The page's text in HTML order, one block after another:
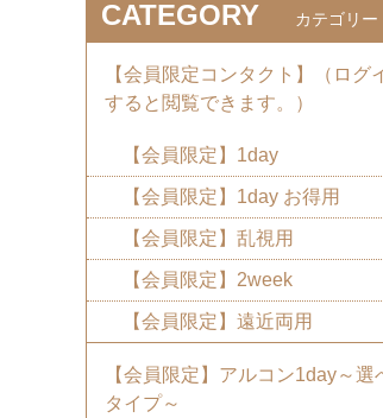
CATEGORY カテゴリー
【会員限定コンタクト】（ログ
すると閲覧できます。）
【会員限定】1day
【会員限定】1day お得用
【会員限定】乱視用
【会員限定】2week
【会員限定】遠近両用
【会員限定】アルコン1day～選
タイプ～